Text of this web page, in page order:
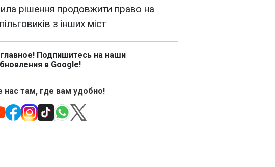
рішення продовжити право на
з інших міст
Подпишитесь на наши
в Google!
нас там, где вам удобно!